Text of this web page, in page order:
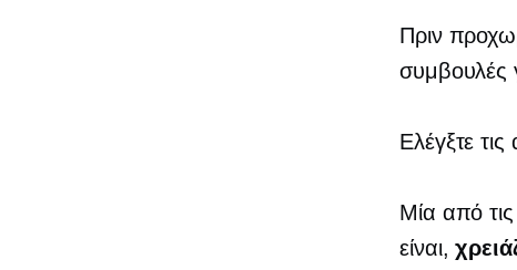
Πριν
συμβουλές
Ελέγξτε τις
Μία από
είναι,